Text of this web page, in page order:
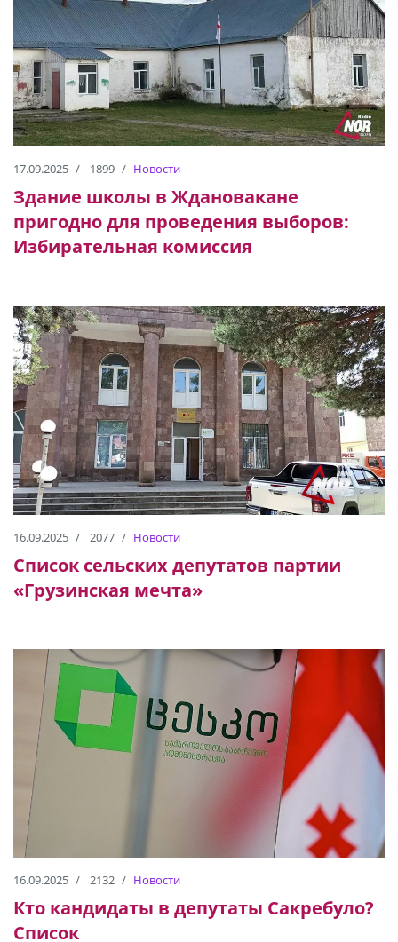
17.09.2025 1899 Новости
Здание школы в Ждановакане
пригодно для проведения выборов:
Избирательная комиссия
16.09.2025 2077 Новости
Список сельских депутатов партии
«Грузинская мечта»
16.09.2025 2132 Новости
Кто кандидаты в депутаты Сакребуло?
Список